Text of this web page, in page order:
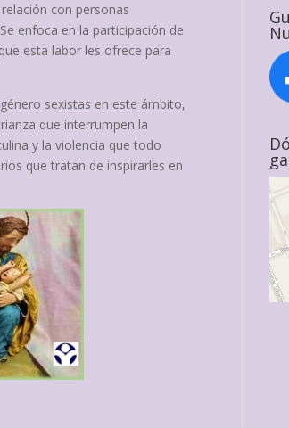
con personas
Se enfoca en la participación de
esta labor les ofrece para
sexistas en este ámbito,
que interrumpen la
y la violencia que todo
que tratan de inspirarles en